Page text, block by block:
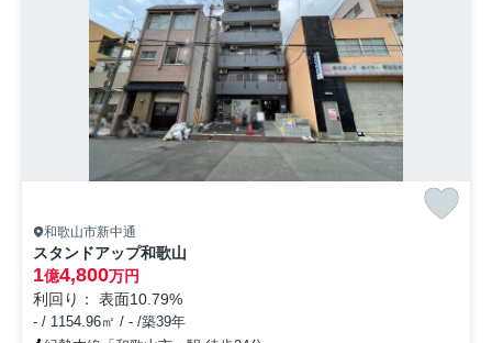
和歌山市新中通
スタンドアップ和歌山
1億4,800万円
利回り： 表面10.79%
- / 1154.96㎡ / - /築39年